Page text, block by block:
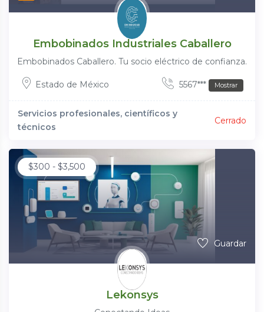
Embobinados Industriales Caballero
Embobinados Caballero. Tu socio eléctrico de confianza.
Estado de México 5567*** Mostrar
Servicios profesionales, científicos y
técnicos
Cerrado
$300 - $3,500
Guardar
Lekonsys